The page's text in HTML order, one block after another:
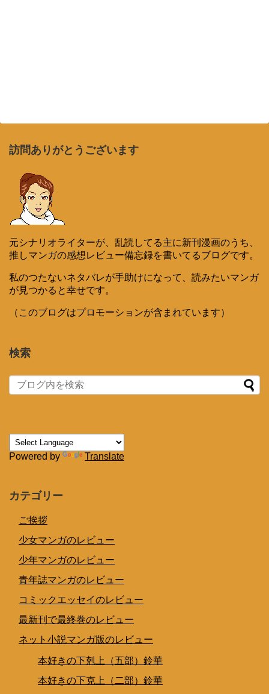
訪問ありがとうございます
元シナリオライターが、乱読してる主に新刊漫画のうち、
推しマンガの感想レビュー備忘録を書いてるブログです。
私のつたないネタバレが手助けになって、読みたいマンガ
が見つかると幸せです。
（このブログはプロモーションが含まれています）
検索
Powered by Translate
カテゴリー
ご挨拶
少女マンガのレビュー
少年マンガのレビュー
青年誌マンガのレビュー
コミックエッセイのレビュー
最新刊で最終巻のレビュー
ネット小説マンガ版のレビュー
本好きの下剋上（五部）鈴華
本好きの下克上（二部）鈴華